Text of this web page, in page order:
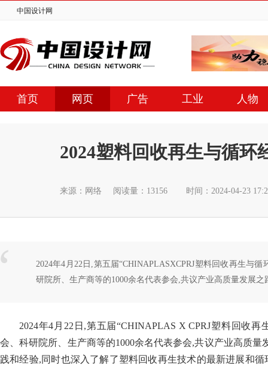
中国设计网
首页 网页 广告 工业 人物
2024塑料回收再生与循
来源：网络 阅读量：13156 时间：2024-04-23
2024年4月22日,第五届“CHINAPLASXCPRJ塑料回收再生与
研院所、生产商等的1000余名代表参会,共议产业高质量发展
2024年4月22日,第五届“CHINAPLAS X CPRJ塑料回收
会、科研院所、生产商等的1000余名代表参会,共议产业高质
践和经验,同时也深入了解了塑料回收再生技术的最新进展和